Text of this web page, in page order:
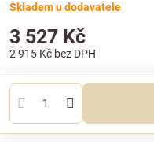
Skladem u dodavatele
3 527 Kč
2 915 Kč bez DPH